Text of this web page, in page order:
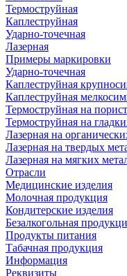
Термоструйная
Каплеструйная
Ударно-точечная
Лазерная
Примеры маркировки
Ударно-точечная
Каплеструйная
Каплеструйная
Термоструйная на
Термоструйная на
Лазерная на
Лазерная на твердых
Лазерная на мягких
Отрасли
Медицинские изделия
Молочная продукция
Кондитерские изделия
Безалкогольная
Продукты питания
Табачная продукция
Информация
Реквизиты